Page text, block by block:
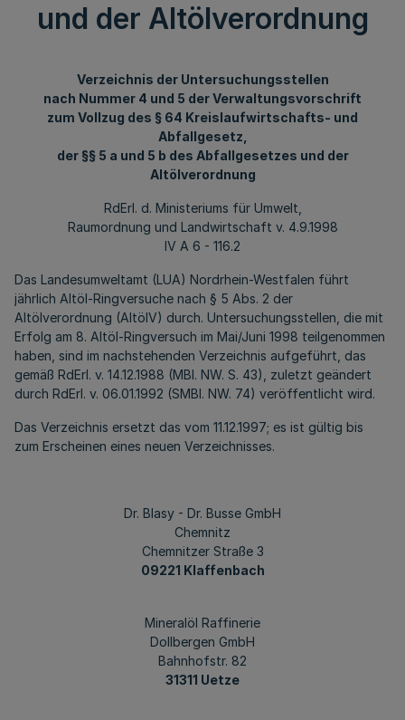
und der Altölverordnung
Verzeichnis der Untersuchungsstellen
nach Nummer 4 und 5 der Verwaltungsvorschrift
zum Vollzug des § 64 Kreislaufwirtschafts- und
Abfallgesetz,
der §§ 5 a und 5 b des Abfallgesetzes und der
Altölverordnung
RdErl. d. Ministeriums für Umwelt,
Raumordnung und Landwirtschaft v. 4.9.1998
IV A 6 - 116.2
Das Landesumweltamt (LUA) Nordrhein-Westfalen führt
jährlich Altöl-Ringversuche nach § 5 Abs. 2 der
Altölverordnung (AltölV) durch. Untersuchungsstellen, die mit
Erfolg am 8. Altöl-Ringversuch im Mai/Juni 1998 teilgenommen
haben, sind im nachstehenden Verzeichnis aufgeführt, das
gemäß RdErl. v. 14.12.1988 (MBl. NW. S. 43), zuletzt geändert
durch RdErl. v. 06.01.1992 (SMBl. NW. 74) veröffentlicht wird.
Das Verzeichnis ersetzt das vom 11.12.1997; es ist gültig bis
zum Erscheinen eines neuen Verzeichnisses.
Dr. Blasy - Dr. Busse GmbH
Chemnitz
Chemnitzer Straße 3
09221 Klaffenbach
Mineralöl Raffinerie
Dollbergen GmbH
Bahnhofstr. 82
31311 Uetze